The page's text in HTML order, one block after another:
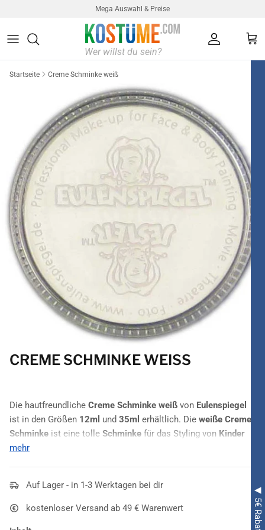
Mega Auswahl & Preise
Startseite Creme Schminke weiß
CREME SCHMINKE WEISS
Die hautfreundliche Creme Schminke weiß von Eulenspiegel
ist in den Größen 12ml und 35ml erhältlich. Die weiße Creme
Schminke ist eine tolle Schminke für das Styling von Kinder
Kostümen und
Achtung : Nicht geeignet für Kinder unter 3 Jahren. Enthält
Kleinteile, Erstickungsgefahr.
mehr
Auf Lager - in 1-3 Werktagen bei dir
kostenloser Versand ab 49 € Warenwert